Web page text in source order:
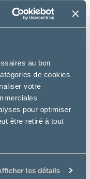
au bon
de cookies
votre
pour optimiser
être retiré à tout
les détails